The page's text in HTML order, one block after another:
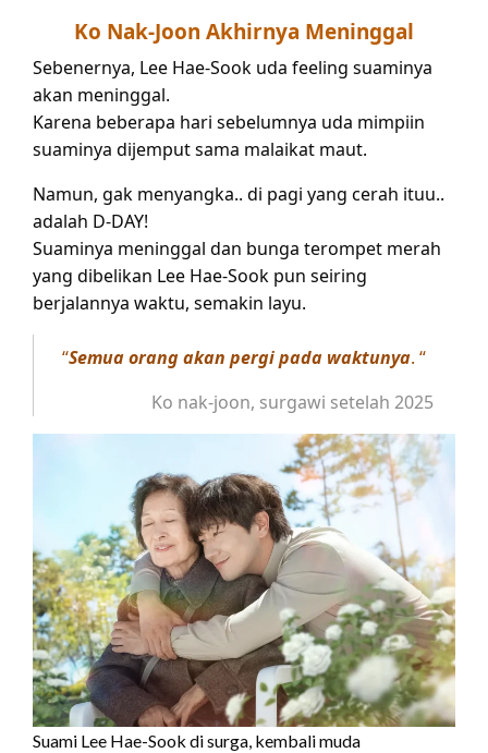
Ko Nak-Joon Akhirnya Meninggal
Sebenernya, Lee Hae-Sook uda feeling suaminya
akan meninggal.
Karena beberapa hari sebelumnya uda mimpiin
suaminya dijemput sama malaikat maut.
Namun, gak menyangka.. di pagi yang cerah ituu..
adalah D-DAY!
Suaminya meninggal dan bunga terompet merah
yang dibelikan Lee Hae-Sook pun seiring
berjalannya waktu, semakin layu.
“Semua orang akan pergi pada waktunya. “
Ko nak-joon, surgawi setelah 2025
Suami Lee Hae-Sook di surga, kembali muda